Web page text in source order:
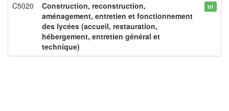
C5020
Construction, reconstruction,
aménagement, entretien et fonctionnement
des lycées (accueil, restauration,
hébergement, entretien général et
technique)
tri